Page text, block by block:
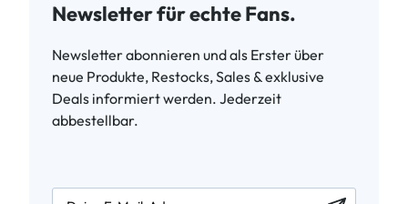
Newsletter für echte Fans.
Newsletter abonnieren und als Erster über
neue Produkte, Restocks, Sales & exklusive
Deals informiert werden. Jederzeit
abbestellbar.
newsletter.labelEmail